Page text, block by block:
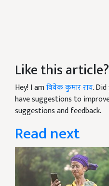
Like this article?
Hey! I amविवेक कुमार राय.
have suggestions to
suggestions and feedback.
Read next